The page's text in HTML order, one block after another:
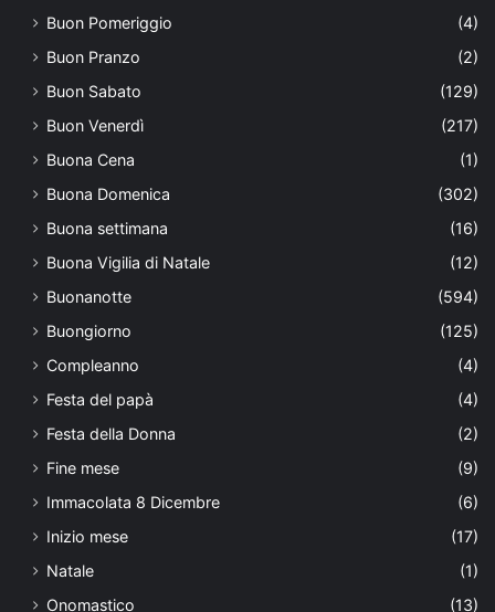
Buon Pomeriggio
(4)
Buon Pranzo
(2)
Buon Sabato
(129)
Buon Venerdì
(217)
Buona Cena
(1)
Buona Domenica
(302)
Buona settimana
(16)
Buona Vigilia di Natale
(12)
Buonanotte
(594)
Buongiorno
(125)
Compleanno
(4)
Festa del papà
(4)
Festa della Donna
(2)
Fine mese
(9)
Immacolata 8 Dicembre
(6)
Inizio mese
(17)
Natale
(1)
Onomastico
(13)